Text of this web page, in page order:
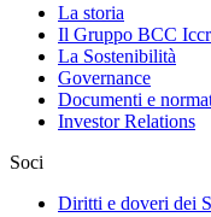
La storia
Il Gruppo BCC
La Sostenibilità
Governance
Documenti e
Investor Relations
Soci
Diritti e doveri dei